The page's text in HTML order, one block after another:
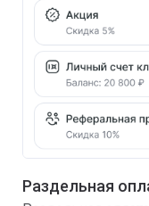
Раздельная